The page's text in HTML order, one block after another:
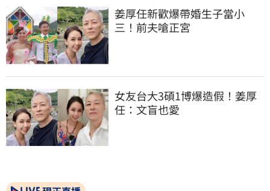
姜厚任新歡爆帶婚生子當小
三！前夫嗆正宮
女友台大3碩1博爆造假！姜厚
任：文盲也愛